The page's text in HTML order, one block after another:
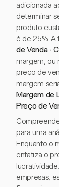
adicionada
determinar
produto
é de 25%. A
de Venda -
margem, ou
preço de
margem
Margem de
Preço de
para uma
Enquanto o
enfatiza o
empresas,